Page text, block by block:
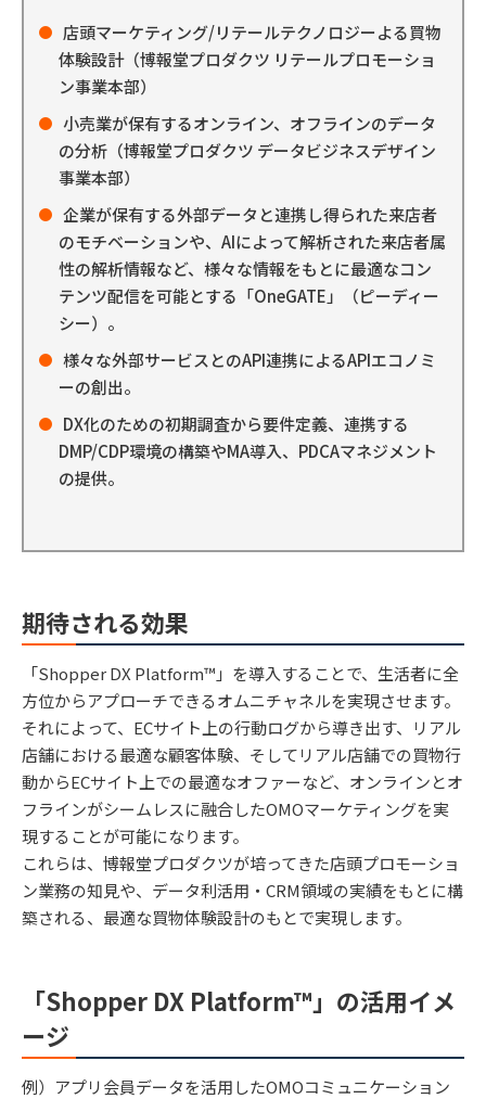
店頭マーケティング/リテールテクノロジーよる買物
体験設計（博報堂プロダクツ リテールプロモーショ
ン事業本部）
小売業が保有するオンライン、オフラインのデータ
の分析（博報堂プロダクツ データビジネスデザイン
事業本部）
企業が保有する外部データと連携し得られた来店者
のモチベーションや、AIによって解析された来店者属
性の解析情報など、様々な情報をもとに最適なコン
テンツ配信を可能とする「OneGATE」（ピーディー
シー）。
様々な外部サービスとのAPI連携によるAPIエコノミ
ーの創出。
DX化のための初期調査から要件定義、連携する
DMP/CDP環境の構築やMA導入、PDCAマネジメント
の提供。
期待される効果
「Shopper DX Platform™」を導入することで、生活者に全
方位からアプローチできるオムニチャネルを実現させます。
それによって、ECサイト上の行動ログから導き出す、リアル
店舗における最適な顧客体験、そしてリアル店舗での買物行
動からECサイト上での最適なオファーなど、オンラインとオ
フラインがシームレスに融合したOMOマーケティングを実
現することが可能になります。
これらは、博報堂プロダクツが培ってきた店頭プロモーショ
ン業務の知見や、データ利活用・CRM領域の実績をもとに構
築される、最適な買物体験設計のもとで実現します。
「Shopper DX Platform™」の活用イメ
ージ
例）アプリ会員データを活用したOMOコミュニケーション